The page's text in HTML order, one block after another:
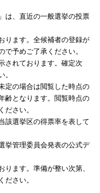
は、直近の一般選挙の投票
ります。全候補者の登録が
予めご了承ください。
されております。確定次
。
定の場合は閲覧した時点の
齢となります。閲覧時点の
ださい。
該選挙区の得票率を表して
挙管理委員会発表の公式デ
ます。準備が整い次第、
ださい。